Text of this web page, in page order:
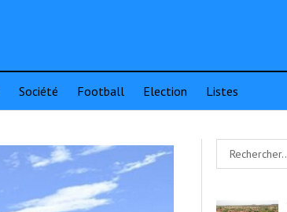
Société Football Election Listes